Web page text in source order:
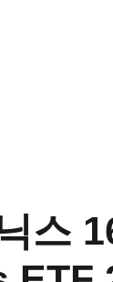
스